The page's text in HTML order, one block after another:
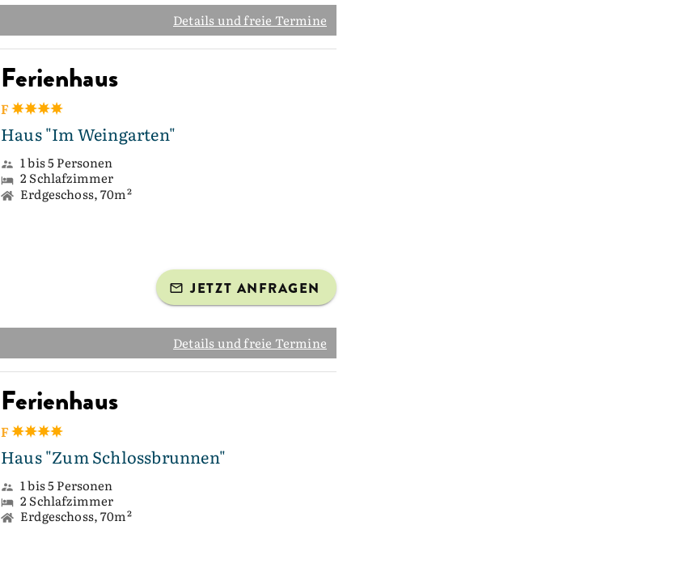
Details und freie Termine
Ferienhaus
F
Haus "Im Weingarten"
1 bis 5 Personen
2 Schlafzimmer
Erdgeschoss, 70m²
JETZT ANFRAGEN
Details und freie Termine
Ferienhaus
F
Haus "Zum Schlossbrunnen"
1 bis 5 Personen
2 Schlafzimmer
Erdgeschoss, 70m²